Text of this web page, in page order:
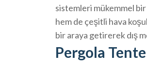
sistemleri mükemmel bir
hem de çeşitli hava
bir araya getirerek dış
Pergola